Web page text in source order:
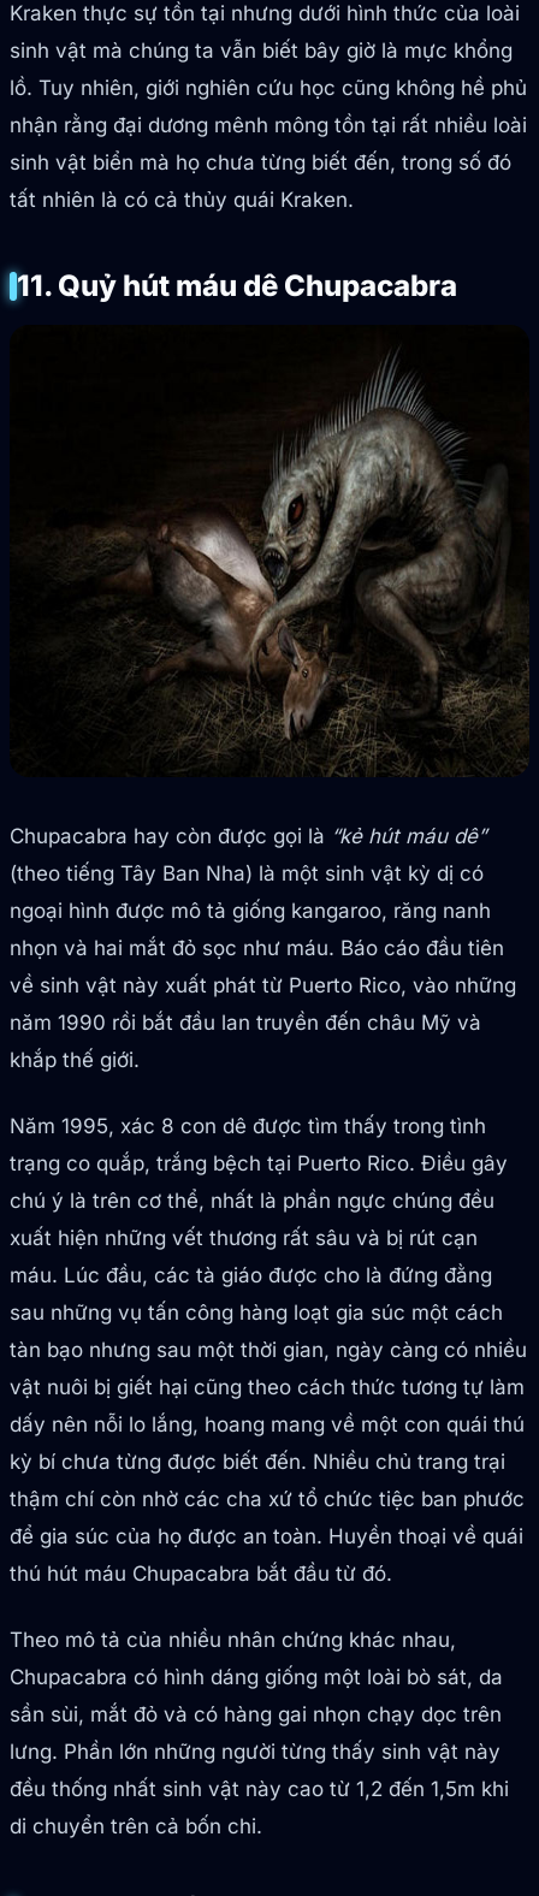
Kraken thực sự tồn tại nhưng dưới hình thức của loài
sinh vật mà chúng ta vẫn biết bây giờ là mực khổng
lồ. Tuy nhiên, giới nghiên cứu học cũng không hề phủ
nhận rằng đại dương mênh mông tồn tại rất nhiều loài
sinh vật biển mà họ chưa từng biết đến, trong số đó
tất nhiên là có cả thủy quái Kraken.
11. Quỷ hút máu dê Chupacabra
Chupacabra hay còn được gọi là “kẻ hút máu dê”
(theo tiếng Tây Ban Nha) là một sinh vật kỳ dị có
ngoại hình được mô tả giống kangaroo, răng nanh
nhọn và hai mắt đỏ sọc như máu. Báo cáo đầu tiên
về sinh vật này xuất phát từ Puerto Rico, vào những
năm 1990 rồi bắt đầu lan truyền đến châu Mỹ và
khắp thế giới.
Năm 1995, xác 8 con dê được tìm thấy trong tình
trạng co quắp, trắng bệch tại Puerto Rico. Điều gây
chú ý là trên cơ thể, nhất là phần ngực chúng đều
xuất hiện những vết thương rất sâu và bị rút cạn
máu. Lúc đầu, các tà giáo được cho là đứng đằng
sau những vụ tấn công hàng loạt gia súc một cách
tàn bạo nhưng sau một thời gian, ngày càng có nhiều
vật nuôi bị giết hại cũng theo cách thức tương tự làm
dấy nên nỗi lo lắng, hoang mang về một con quái thú
kỳ bí chưa từng được biết đến. Nhiều chủ trang trại
thậm chí còn nhờ các cha xứ tổ chức tiệc ban phước
để gia súc của họ được an toàn. Huyền thoại về quái
thú hút máu Chupacabra bắt đầu từ đó.
Theo mô tả của nhiều nhân chứng khác nhau,
Chupacabra có hình dáng giống một loài bò sát, da
sần sùi, mắt đỏ và có hàng gai nhọn chạy dọc trên
lưng. Phần lớn những người từng thấy sinh vật này
đều thống nhất sinh vật này cao từ 1,2 đến 1,5m khi
di chuyển trên cả bốn chi.